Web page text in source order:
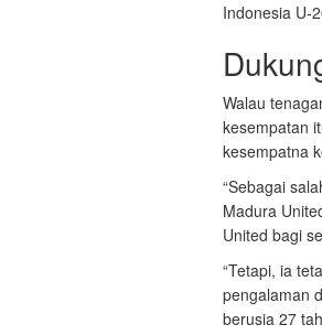
Indonesia U-
Walau
kesempatan
kesempatna
“Sebagai
Madura
United bagi
“Tetapi, ia
pengalaman
berusia 27